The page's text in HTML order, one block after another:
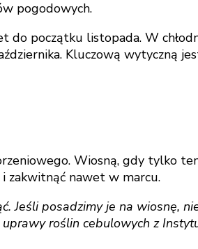
pogodowych.
do początku listopada. W
Kluczową wytyczną
Wiosną, gdy tylko
i zakwitnąć nawet w marcu.
Jeśli posadzimy je na wiosnę,
roślin cebulowych z